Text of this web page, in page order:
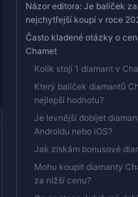
Názor editora: Je balíček
nejchytřejší koupí v roce
Často kladené otázky o
Chamet
Kolik stojí 1 diamant v
Který balíček diamantů
nejlepší hodnotu?
Je levnější dobíjet
Androidu nebo iOS?
Jak získám bonusové
Mohu koupit diamanty
za nižší cenu?